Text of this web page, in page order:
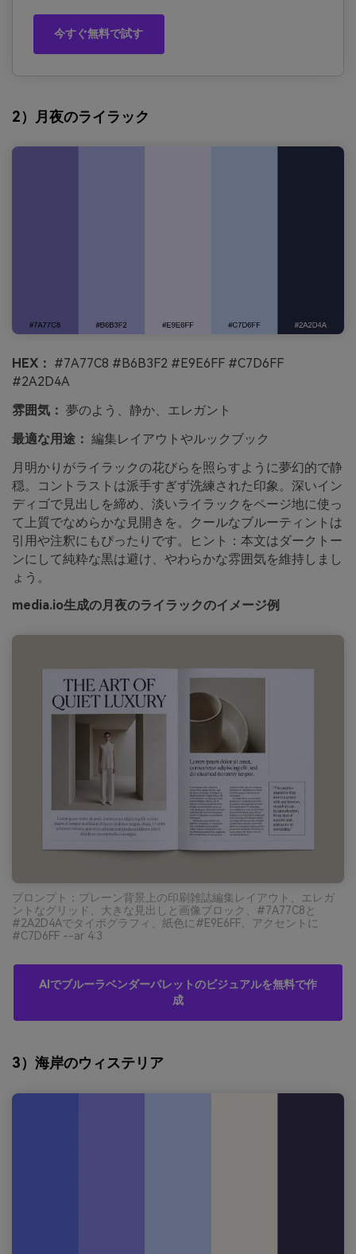
今すぐ無料で試す
2）月夜のライラック
HEX： #7A77C8 #B6B3F2 #E9E6FF #C7D6FF
#2A2D4A
雰囲気： 夢のよう、静か、エレガント
最適な用途： 編集レイアウトやルックブック
月明かりがライラックの花びらを照らすように夢幻的で静
穏。コントラストは派手すぎず洗練された印象。深いイン
ディゴで見出しを締め、淡いライラックをページ地に使っ
て上質でなめらかな見開きを。クールなブルーティントは
引用や注釈にもぴったりです。ヒント：本文はダークトー
ンにして純粋な黒は避け、やわらかな雰囲気を維持しまし
ょう。
media.io生成の月夜のライラックのイメージ例
プロンプト：プレーン背景上の印刷雑誌編集レイアウト、エレガ
ントなグリッド、大きな見出しと画像ブロック、#7A77C8と
#2A2D4Aでタイポグラフィ、紙色に#E9E6FF、アクセントに
#C7D6FF --ar 4:3
AIでブルーラベンダーパレットのビジュアルを無料で作
成
3）海岸のウィステリア